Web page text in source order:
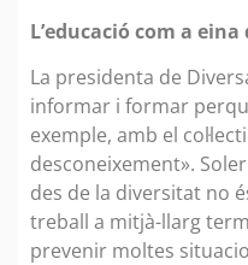
L’educació com a
La presidenta de
informar i formar
exemple, amb el
desconeixement».
des de la diversitat no
treball a mitjà-llarg
prevenir moltes